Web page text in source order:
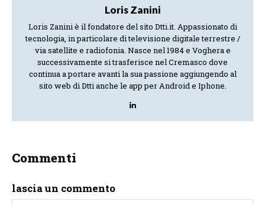
Loris Zanini
Loris Zanini è il fondatore del sito Dtti.it. Appassionato di
tecnologia, in particolare di televisione digitale terrestre /
via satellite e radiofonia. Nasce nel 1984 e Voghera e
successivamente si trasferisce nel Cremasco dove
continua a portare avanti la sua passione aggiungendo al
sito web di Dtti anche le app per Android e Iphone.
Commenti
lascia un commento